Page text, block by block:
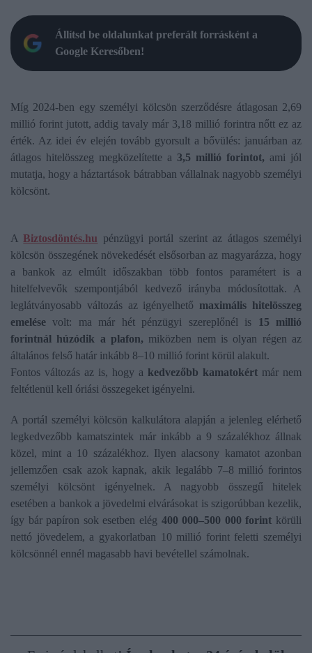
Állítsd be oldalunkat preferált forrásként a
Google Keresőben!
Míg 2024-ben egy személyi kölcsön szerződésre átlagosan 2,69
millió forint jutott, addig tavaly már 3,18 millió forintra nőtt ez az
érték. Az idei év elején tovább gyorsult a bővülés: januárban az
átlagos hitelösszeg megközelítette a 3,5 millió forintot, ami jól
mutatja, hogy a háztartások bátrabban vállalnak nagyobb személyi
kölcsönt.
ABiztosdöntés.hu pénzügyi portál szerint az átlagos személyi
kölcsön összegének növekedését elsősorban az magyarázza, hogy
a bankok az elmúlt időszakban több fontos paramétert is a
hitelfelvevők szempontjából kedvező irányba módosítottak. A
leglátványosabb változás az igényelhető maximális hitelösszeg
emelése volt: ma már hét pénzügyi szereplőnél is 15 millió
forintnál húzódik a plafon, miközben nem is olyan régen az
általános felső határ inkább 8–10 millió forint körül alakult.
Fontos változás az is, hogy a kedvezőbb kamatokért már nem
feltétlenül kell óriási összegeket igényelni.
A portál személyi kölcsön kalkulátora alapján a jelenleg elérhető
legkedvezőbb kamatszintek már inkább a 9 százalékhoz állnak
közel, mint a 10 százalékhoz. Ilyen alacsony kamatot azonban
jellemzően csak azok kapnak, akik legalább 7–8 millió forintos
személyi kölcsönt igényelnek. A nagyobb összegű hitelek
esetében a bankok a jövedelmi elvárásokat is szigorúbban kezelik,
így bár papíron sok esetben elég 400 000–500 000 forint körüli
nettó jövedelem, a gyakorlatban 10 millió forint feletti személyi
kölcsönnél ennél magasabb havi bevétellel számolnak.